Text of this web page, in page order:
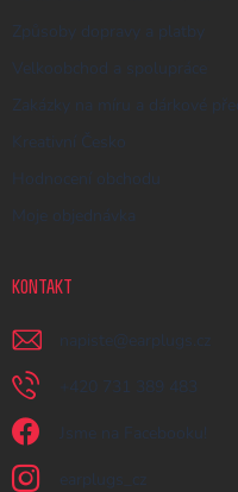
Způsoby dopravy a platby
Velkoobchod a spolupráce
Zakázky na míru a dárkové
Kreativní Česko
Hodnocení obchodu
Moje objednávka
KONTAKT
napiste @ earplugs.cz
+420 731 389 483
Jsme na Facebooku!
earplugs_cz